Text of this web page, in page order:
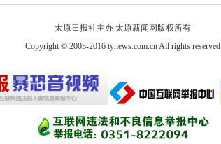
太原日报社主办 太原新闻网版权所有
Copyright © 2003-2016 tynews.com.cn All rights reserved